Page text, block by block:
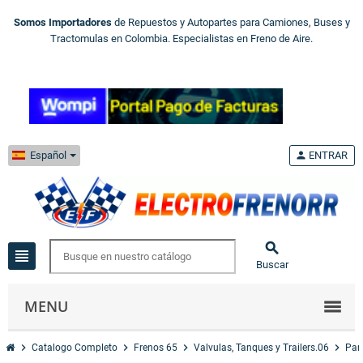
Somos Importadores de Repuestos y Autopartes para Camiones, Buses y
Tractomulas en Colombia. Especialistas en Freno de Aire.
Español
view_headline 
Buscar
person ENTRAR
MENU
chevron_right Catalogo Completo chevron_right Frenos 65 chevron_right Valvulas, Tanques y Trailers.06 chevron_right